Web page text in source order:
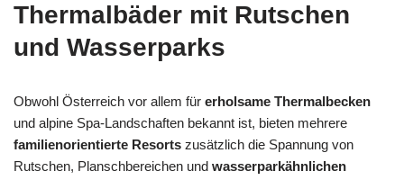
Thermalbäder mit Rutschen
und Wasserparks
Obwohl Österreich vor allem für erholsame Thermalbecken
und alpine Spa-Landschaften bekannt ist, bieten mehrere
familienorientierte Resorts zusätzlich die Spannung von
Rutschen, Planschbereichen und wasserparkähnlichen